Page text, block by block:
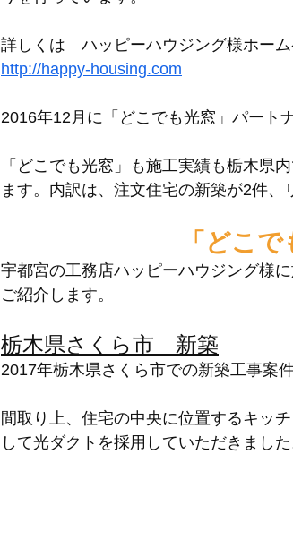
詳しくは　ハッピーハウジング様ホー
http://happy-housing.com
2016年12月に「どこでも光窓」パート
「どこでも光窓」も施工実績も栃木県
ます。内訳は、注文住宅の新築が2件、
「どこ
宇都宮の工務店ハッピーハウジング様
ご紹介します。
栃木県さくら市　新築
2017年栃木県さくら市での新築工事案件
間取り上、住宅の中央に位置するキッ
して光ダクトを採用していただきました